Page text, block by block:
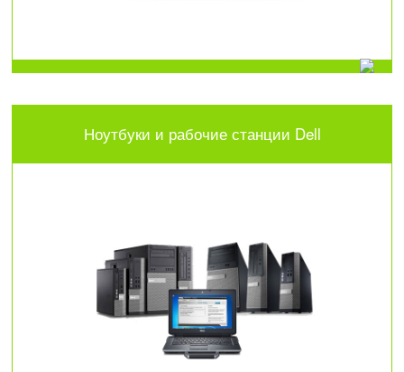
Ноутбуки и рабочие станции Dell